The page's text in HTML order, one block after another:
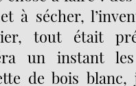
à sécher,
tout était
un instant
de bois